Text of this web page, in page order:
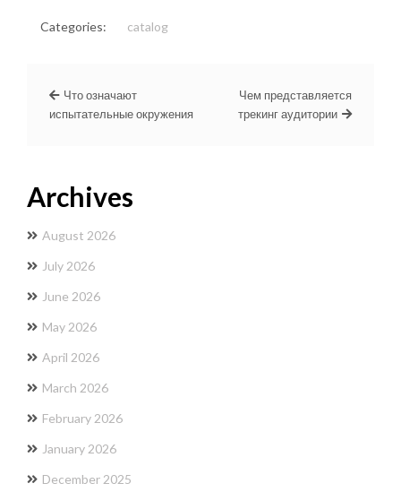
Categories: catalog
Что означают
испытательные окружения
Чем представляется
трекинг аудитории
Archives
August 2026
July 2026
June 2026
May 2026
April 2026
March 2026
February 2026
January 2026
December 2025